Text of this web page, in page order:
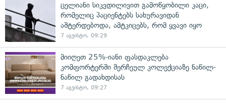
ცელიანი სიკვდილივით გამოწყობილი კაცი,
რომელიც პაციენტებს სახურავიდან
აშტერდებოდა, ამტკიცებს, რომ ყვავი იყო
7 აგვისტო, 09:29
მიიღეთ 25%-იანი ფასდაკლება
კომფორტერში შერჩეულ კოლექციაზე ნაწილ-
ნაწილ გადახდისას
7 აგვისტო, 09:27